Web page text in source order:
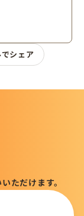
シェア
ただけます。